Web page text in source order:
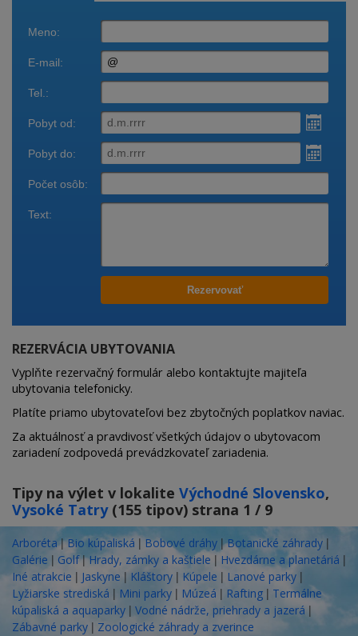
ubytovania
Zavolajte Obsadenosť
REZERVÁCIA UBYTOVANIA
Vyplňte rezervačný formulár alebo kontaktujte majiteľa
ubytovania telefonicky.
Platíte priamo ubytovateľovi bez zbytočných poplatkov naviac.
Za aktuálnosť a pravdivosť všetkých údajov o ubytovacom
zariadení zodpovedá prevádzkovateľ zariadenia.
Tipy na výlet v lokalite Východné Slovensko,
Vysoké Tatry(155 tipov) strana 1 / 9
Arboréta|Bio kúpaliská |Bobové dráhy |Botanické záhrady |
Galérie | Golf|Hrady, zámky a kaštiele | Hvezdárne a planetáriá |
Iné atrakcie | Jaskyne | Kláštory | Kúpele | Lanové parky |
Lyžiarske strediská | Mini parky | Múzeá | Rafting | Termálne
kúpaliská a aquaparky | Vodné nádrže, priehrady a jazerá|
Zábavné parky | Zoologické záhrady a zverince